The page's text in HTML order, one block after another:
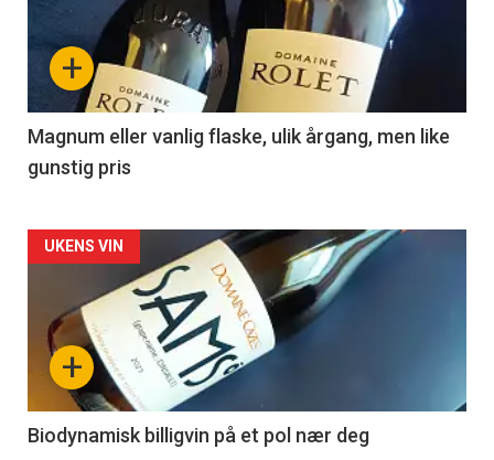
nå
3
+
Magnum eller vanlig flaske, ulik årgang, men like
gunstig pris
Forsiden
akkurat
nå
4
+
UKENS VIN
Biodynamisk billigvin på et pol nær deg